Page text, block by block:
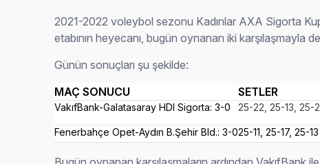
2021-2022 voleybol sezonu Kadınlar AXA Sigorta
etabının heyecanı, bugün oynanan iki karşılaşmayla
Günün sonuçları şu şekilde:
MAÇ SONUCU
SETLER
VakıfBank-Galatasaray HDI Sigorta: 3-0 25-22,25-13, 25-
Fenerbahçe Opet-Aydın B.Şehir Bld.: 3-025-11, 25-17, 25-13